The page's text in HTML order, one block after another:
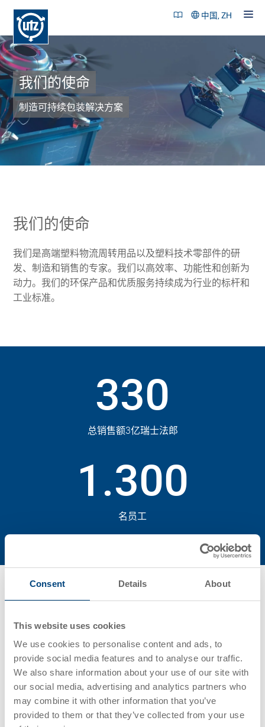
Consent Details About
This website uses cookies
We use cookies to personalise content and ads, to
provide social media features and to analyse our traffic.
We also share information about your use of our site with
our social media, advertising and analytics partners who
may combine it with other information that you’ve
provided to them or that they’ve collected from your use
中国, ZH
产品和解决方案
成功案例
可持续性
公司概述
我们的使命
制造可持续包装解决方案
我们的使命
我们是高端塑料物流周转用品以及塑料技术零部件的研
发、制造和销售的专家。我们以高效率、功能性和创新为
动力。我们的环保产品和优质服务持续成为行业的标杆和
工业标准。
330
总销售额3亿瑞士法郎
1.300
名员工
我们的愿景
竞争力
振奋人心的企业文化
可持续发展和独立性
面向国际